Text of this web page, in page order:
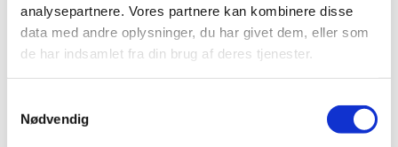
analysepartnere. Vores partnere kan kombinere disse
data med andre oplysninger, du har givet dem, eller som
de har indsamlet fra din brug af deres tjenester.
Nødvendig
Alle (237)
TID
2026 (25)
2024 (17)